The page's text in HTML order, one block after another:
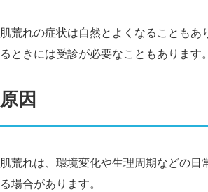
肌荒れの症状は自然とよくなることも
るときには受診が必要なこともあります。
原因
肌荒れは、環境変化や生理周期などの
る場合があります。